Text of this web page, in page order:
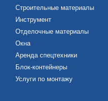
Строительные материалы
Инструмент
Отделочные материалы
Окна
Аренда спецтехники
Блок-контейнеры
Услуги по монтажу